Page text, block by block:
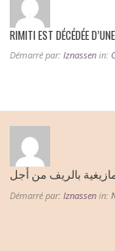
RIMITI EST DÉCÉDÉE
Démarré par: Iznassen in:
بالريف من أجل
Démarré par: Iznassen in: